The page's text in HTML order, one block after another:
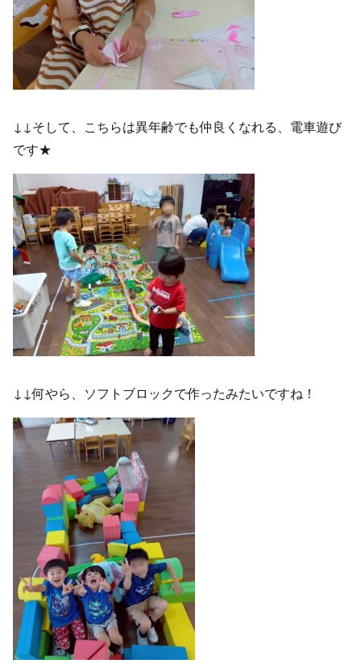
↓↓そして、こちらは異年齢でも仲良くなれる、電車遊び
です★
↓↓何やら、ソフトブロックで作ったみたいですね！